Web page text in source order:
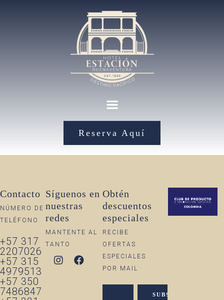
Reserva Aquí
Contacto
NÚMERO DE
TELÉFONO
+57 317
2207026
+57 315
4979513
+57 350
7486847
Síguenos en
nuestras
redes
MANTENTE AL
TANTO
Obtén
descuentos
especiales
RECIBE
OFERTAS
ESPECIALES
POR MAIL